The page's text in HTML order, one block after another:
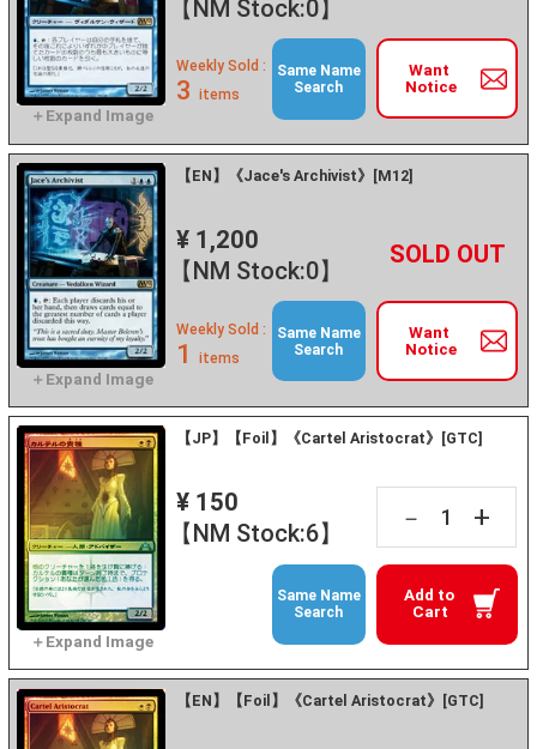
【NM Stock:0】
Want
Notice
Weekly Sold :
3 items
Same Name
Search
【EN】《Jace's Archivist》[M12]
¥ 1,200
【NM Stock:0】
－ +
Want
Notice
Weekly Sold :
1 items
Same Name
Search
【JP】【Foil】《Cartel Aristocrat》[GTC]
¥ 150
【NM Stock:6】
－ +
Add to
Cart
Same Name
Search
【EN】【Foil】《Cartel Aristocrat》[GTC]